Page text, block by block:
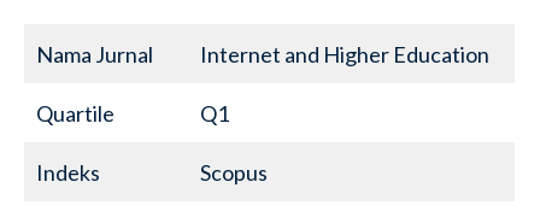
Nama Jurnal Internet and Higher Education
Quartile Q1
Indeks Scopus